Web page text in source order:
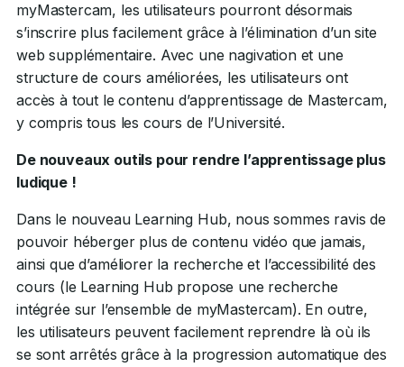
myMastercam, les utilisateurs pourront désormais
s’inscrire plus facilement grâce à l’élimination d’un site
web supplémentaire. Avec une nagivation et une
structure de cours améliorées, les utilisateurs ont
accès à tout le contenu d’apprentissage de Mastercam,
y compris tous les cours de l’Université.
De nouveaux outils pour rendre l’apprentissage plus
ludique !
Dans le nouveau Learning Hub, nous sommes ravis de
pouvoir héberger plus de contenu vidéo que jamais,
ainsi que d’améliorer la recherche et l’accessibilité des
cours (le Learning Hub propose une recherche
intégrée sur l’ensemble de myMastercam). En outre,
les utilisateurs peuvent facilement reprendre là où ils
se sont arrêtés grâce à la progression automatique des